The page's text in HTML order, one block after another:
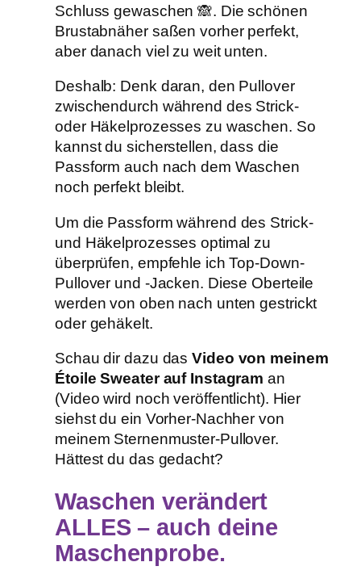
Schluss gewaschen 🙈. Die schönen
Brustabnäher saßen vorher perfekt,
aber danach viel zu weit unten.
Deshalb: Denk daran, den Pullover
zwischendurch während des Strick-
oder Häkelprozesses zu waschen. So
kannst du sicherstellen, dass die
Passform auch nach dem Waschen
noch perfekt bleibt.
Um die Passform während des Strick-
und Häkelprozesses optimal zu
überprüfen, empfehle ich Top-Down-
Pullover und -Jacken. Diese Oberteile
werden von oben nach unten gestrickt
oder gehäkelt.
Schau dir dazu das Video von meinem
Étoile Sweater auf Instagraman
(Video wird noch veröffentlicht). Hier
siehst du ein Vorher-Nachher von
meinem Sternenmuster-Pullover.
Hättest du das gedacht?
Waschen verändert
ALLES – auch deine
Maschenprobe.